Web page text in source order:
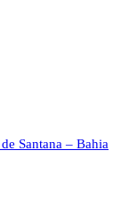
Santana – Bahia